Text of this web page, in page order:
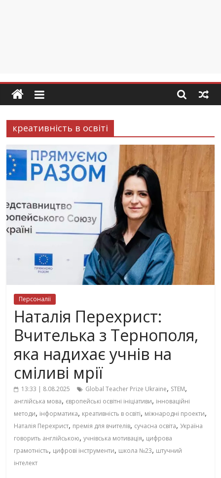
креативність в освіті
Персоналії
Наталія Перехрист:
Вчителька з Тернополя,
яка надихає учнів на
сміливі мрії
13:33 | 8.08.2025 Global Teacher Prize Ukraine, STEM,
англійська мова, європейські освітні ініціативи, інноваційні
методи, інформатика, креативність в освіті, міжнародні проекти,
Наталія Перехрист, премія для вчителів, сучасна освіта, Україна
говорить англійською,учнівська мотивація, цифрова
грамотність, цифрові інструменти, школа №23, штучний
інтелект